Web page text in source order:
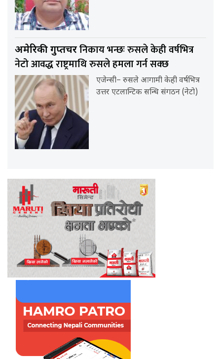
अमेरिकी गुप्तचरनिकाय भन्छः रुसले केही वर्षभित्र
नेटो आवद्ध राष्ट्रमाथि रुसले हमला गर्न सक्छ
एजेन्सी– रुसले आगामी केही वर्षभित्र
उत्तर एटलान्टिक सन्धि संगठन (नेटो)